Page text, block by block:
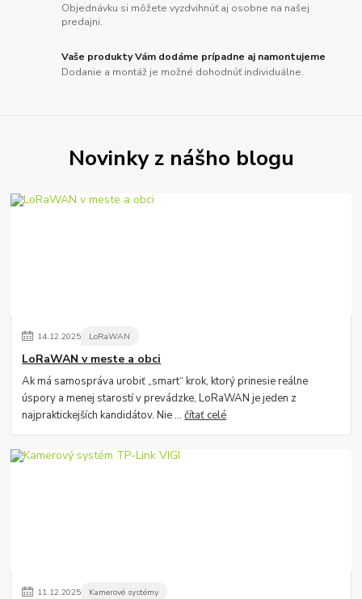
Objednávku si môžete vyzdvihnúť aj osobne na našej
predajni.
Vaše produkty Vám dodáme prípadne aj namontujeme
Dodanie a montáž je možné dohodnúť individuálne.
Novinky z nášho blogu
14.12.2025 LoRaWAN
LoRaWAN v meste a obci
Ak má samospráva urobiť „smart“ krok, ktorý prinesie reálne
úspory a menej starostí v prevádzke, LoRaWAN je jeden z
najpraktickejších kandidátov. Nie ...čítať celé
11.12.2025 Kamerové systémy